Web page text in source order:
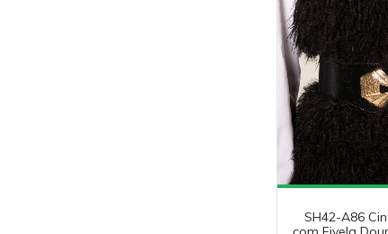
SH42-A86